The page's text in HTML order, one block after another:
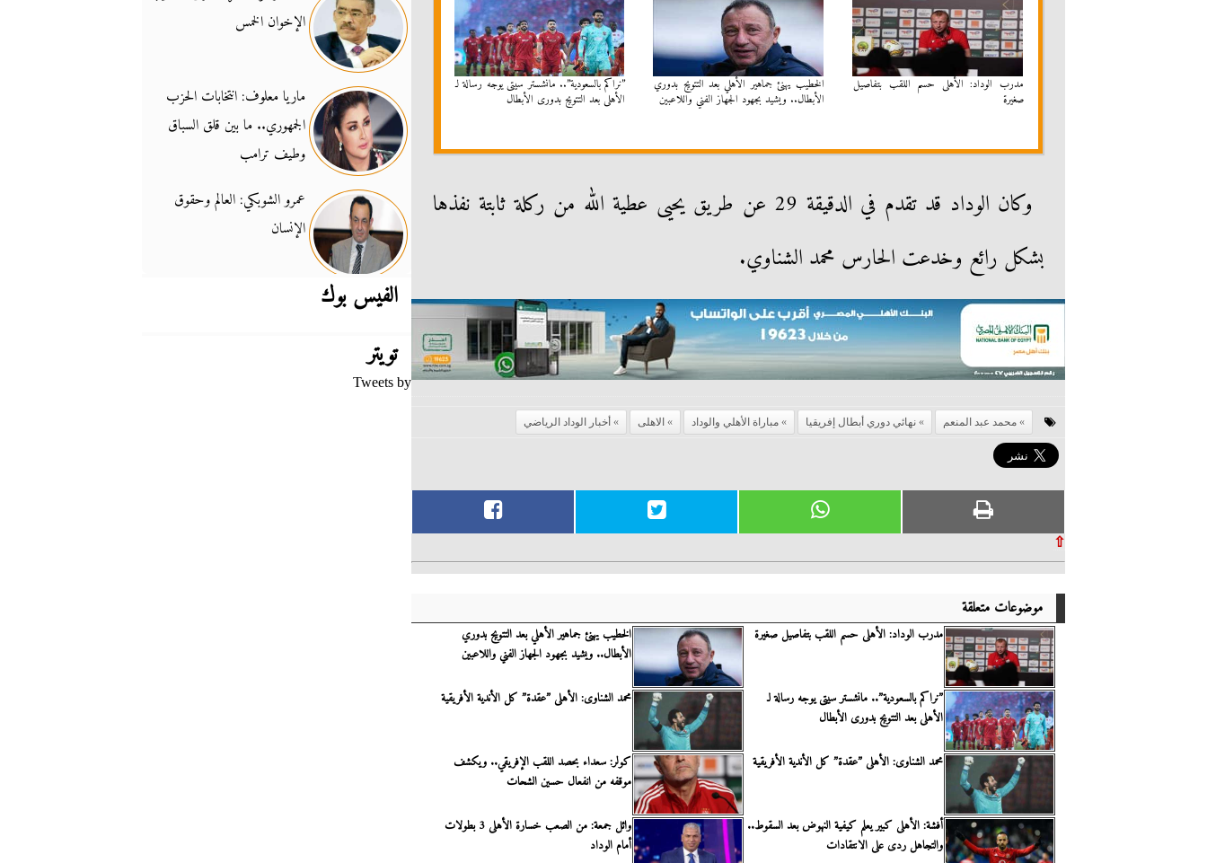
مدرب الوداد: الأهلى حسم اللقب بتفاصيل
صغيرة
الخطيب يهنئ جماهير الأهلي بعد التتويج بدوري
الأبطال.. ويشيد بجهود الجهاز الفني واللاعبين
”نراكم بالسعودية”.. مانشستر سيتى يوجه رسالة لـ
الأهلى بعد التتويج بدورى الأبطال
وكان الوداد قد تقدم في الدقيقة 29 عن طريق يحيى عطية الله من ركلة ثابتة نفذها
بشكل رائع وخدعت الحارس محمد الشناوي.
محمد عبد المنعم نهائي دوري أبطال إفريقيا مباراة الأهلي والوداد الاهلى أخبار الوداد الرياضي
⇧
موضوعات متعلقة
مدرب الوداد: الأهلى حسم اللقب بتفاصيل صغيرة
الخطيب يهنئ جماهير الأهلي بعد التتويج بدوري
الأبطال.. ويشيد بجهود الجهاز الفني واللاعبين
”نراكم بالسعودية”.. مانشستر سيتى يوجه رسالة لـ
الأهلى بعد التتويج بدورى الأبطال
محمد الشناوى: الأهلى ”عقدة” كل الأندية الأفريقية
محمد الشناوى: الأهلى ”عقدة” كل الأندية الأفريقية
كولر: سعداء بحصد اللقب الإفريقي.. ويكشف
موقفه من انفعال حسين الشحات
أفشة: الأهلى كبير يعلم كيفية النهوض بعد السقوط..
والتجاهل ردى على الانتقادات
وائل جمعة: من الصعب خسارة الأهلى 3 بطولات
أمام الوداد
الإخوان الخمس
ماريا معلوف: انتخابات الحزب
الجمهوري.. ما بين قلق السباق
وطيف ترامب
عمرو الشوبكي: العالم وحقوق
الإنسان
الفيس بوك
تويتر
Tweets by